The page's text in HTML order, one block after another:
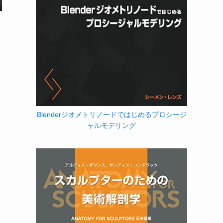
Blenderジオメトリノードではじめるプロシージ
ャルモデリング